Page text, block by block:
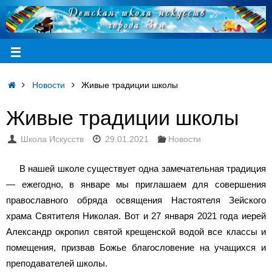
Новости Живые традиции школы
Живые традиции школы
Школа Искусств 29.01.2021 Новости
В нашей школе существует одна замечательная традиция
— ежегодно, в январе мы приглашаем для совершения
православного обряда освящения Настоятеля Зейского
храма Святителя Николая. Вот и 27 января 2021 года иерей
Александр окропил святой крещенской водой все классы и
помещения, призвав Божье благословение на учащихся и
преподавателей школы.